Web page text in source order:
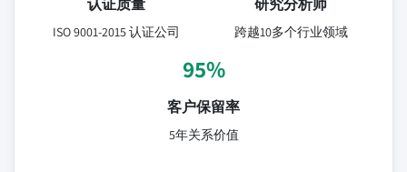
认证质量
ISO 9001-2015 认证公司
研究分析师
跨越10多个行业领域
95%
客户保留率
5年关系价值